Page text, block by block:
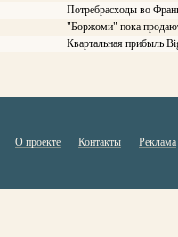
Потребрасходы во
"Боржоми" пока
Квартальная прибыль
О проекте Контакты Реклама